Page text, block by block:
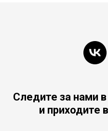
Следите за нами
и приходите